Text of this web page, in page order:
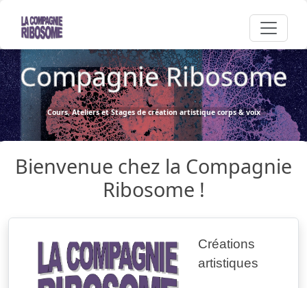
Compagnie Ribosome
Cours, Ateliers et Stages de création artistique corps & voix
Bienvenue chez la Compagnie
Ribosome !
Créations
artistiques